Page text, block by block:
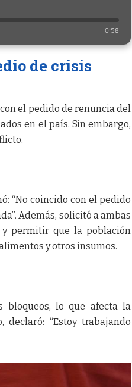
0:58
de crisis
el pedido de renuncia del
en el país. Sin embargo,
“No coincido con el pedido
Además, solicitó a ambas
permitir que la población
y otros insumos.
bloqueos, lo que afecta la
“Estoy trabajando